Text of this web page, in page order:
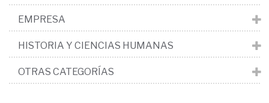
EMPRESA
HISTORIA Y CIENCIAS HUMANAS
OTRAS CATEGORÍAS